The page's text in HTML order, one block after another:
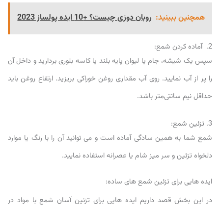
همچنین ببینید: روبان دوزی چیست؟ +10 ایده پولساز 2023
2. آماده کردن شمع:
سپس یک شیشه، جام یا لیوان پایه بلند یا کاسه بلوری بردارید و داخل آن
را پر از آب نمایید. روی آب مقداری روغن خوراکی بریزید. ارتفاع روغن باید
حداقل نیم سانتی‌متر باشد.
3. تزئین شمع:
شمع شما به همین سادگی آماده است و می توانید آن را با رنگ یا موارد
دلخواه تزئین و سر میز شام یا عصرانه استفاده نمایید.
ایده هایی برای تزئین شمع های ساده:
در این بخش قصد داریم ایده هایی برای تزئین آسان شمع با مواد در